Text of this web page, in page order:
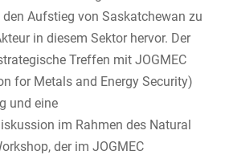
Aufstieg von Saskatchewan zu
in diesem Sektor hervor. Der
Treffen mit JOGMEC
for Metals and Energy Security)
und eine
im Rahmen des Natural
der im JOGMEC